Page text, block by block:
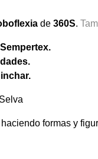
de 360S.
formas y